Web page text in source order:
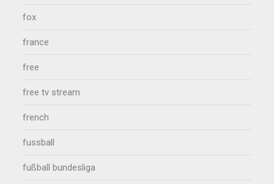
fox
france
free
free tv stream
french
fussball
fußball bundesliga